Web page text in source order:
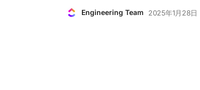
Engineering Team 2025年1月28日